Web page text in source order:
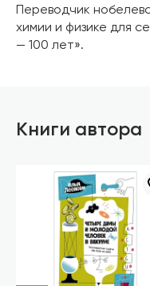
Переводчик
химии и физике для
— 100 лет».
Книги автора